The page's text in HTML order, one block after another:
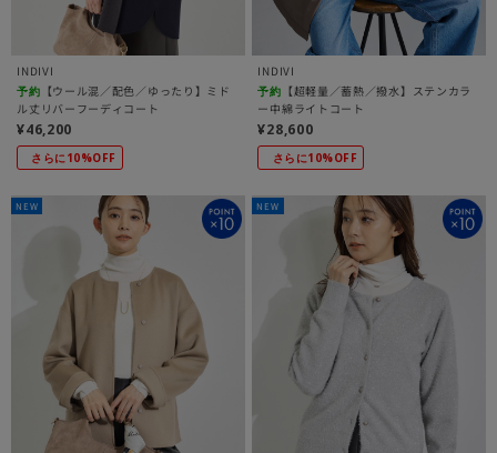
INDIVI
予約 【ウール混／配色／ゆったり】ミド
ル丈リバーフーディコート
¥46,200
さらに10%OFF
INDIVI
予約 【超軽量／蓄熱／撥水】ステンカラ
ー中綿ライトコート
¥28,600
さらに10%OFF
NEW NEW